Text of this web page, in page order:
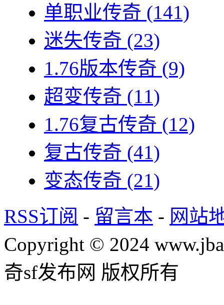
单职业传奇 (141)
迷失传奇 (23)
1.76版本传奇 (9)
超变传奇 (11)
1.76复古传奇 (12)
复古传奇 (41)
变态传奇 (21)
RSS订阅 - 留言本 - 网站
Copyright © 2024
奇sf发布网 版权所有